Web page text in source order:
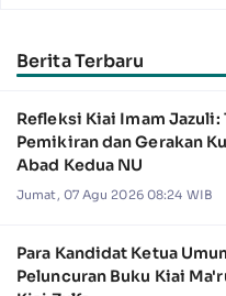
Berita Terbaru
Refleksi Kiai Imam Jazuli:
Pemikiran dan Gerakan
Abad Kedua NU
Jumat, 07 Agu 2026 08:24 WIB
Para Kandidat Ketua
Peluncuran Buku Kiai